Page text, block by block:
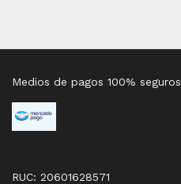
RUC: 20601628571
Medios de pagos 100% seguros